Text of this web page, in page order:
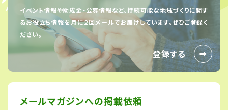
イベント情報や助成金・公募情報など、持続可能な地域づくりに関す
るお役立ち情報を月に２回メールでお届けしています。ぜひご登録く
ださい。
登録する
メールマガジンへの掲載依頼